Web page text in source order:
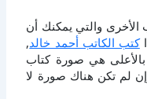
الأخرى والتي يمكنك أن
كتب الكاتب أحمد خالد,
بالأعلى هي صورة كتاب
لم تكن هناك صورة لا